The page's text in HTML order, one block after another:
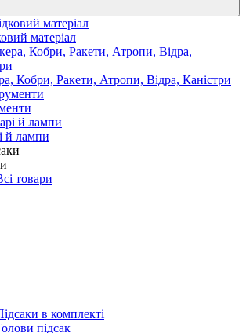
матеріал
Кобри, Ракети, Атропи, Відра, Каністри
й лампи
товари
в комплекті
підсак